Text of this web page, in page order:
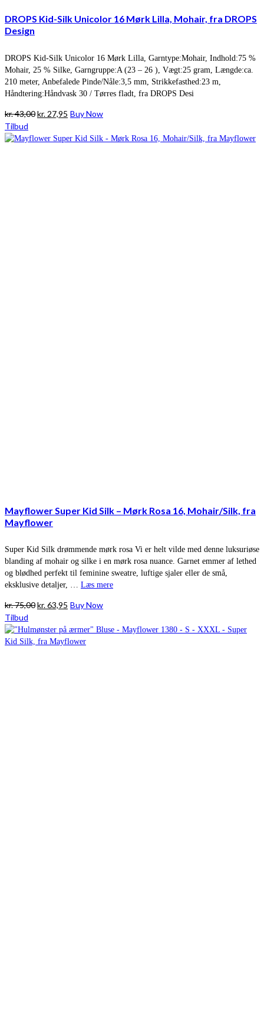
DROPS Kid-Silk Unicolor 16 Mørk Lilla, Mohair, fra DROPS
Design
DROPS Kid-Silk Unicolor 16 Mørk Lilla, Garntype:Mohair, Indhold:75 %
Mohair, 25 % Silke, Garngruppe:A (23 – 26 ), Vægt:25 gram, Længde:ca.
210 meter, Anbefalede Pinde/Nåle:3,5 mm, Strikkefasthed:23 m,
Håndtering:Håndvask 30 / Tørres fladt, fra DROPS Desi
kr.43,00Den
pris
kr. 27,95 Den
pris
Buy Now
Tilbud
Mayflower Super Kid Silk – Mørk Rosa 16, Mohair/Silk, fra
Mayflower
Super Kid Silk drømmende mørk rosa Vi er helt vilde med denne luksuriøse
blanding af mohair og silke i en mørk rosa nuance. Garnet emmer af lethed
og blødhed perfekt til feminine sweatre, luftige sjaler eller de små,
eksklusive detaljer, … Læs mere
kr.75,00Den
pris
var:
kr.63,95 Den
pris
er:
Buy Now
Tilbud